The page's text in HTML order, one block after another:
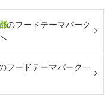
のフードテーマパーク
フードテーマパーク一